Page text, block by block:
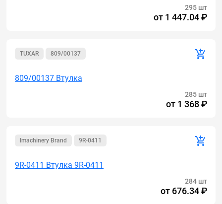
295 шт
от 1 447.04 ₽
TUXAR 809/00137
809/00137 Втулка
285 шт
от 1 368 ₽
Imachinery Brand 9R-0411
9R-0411 Втулка 9R-0411
284 шт
от 676.34 ₽